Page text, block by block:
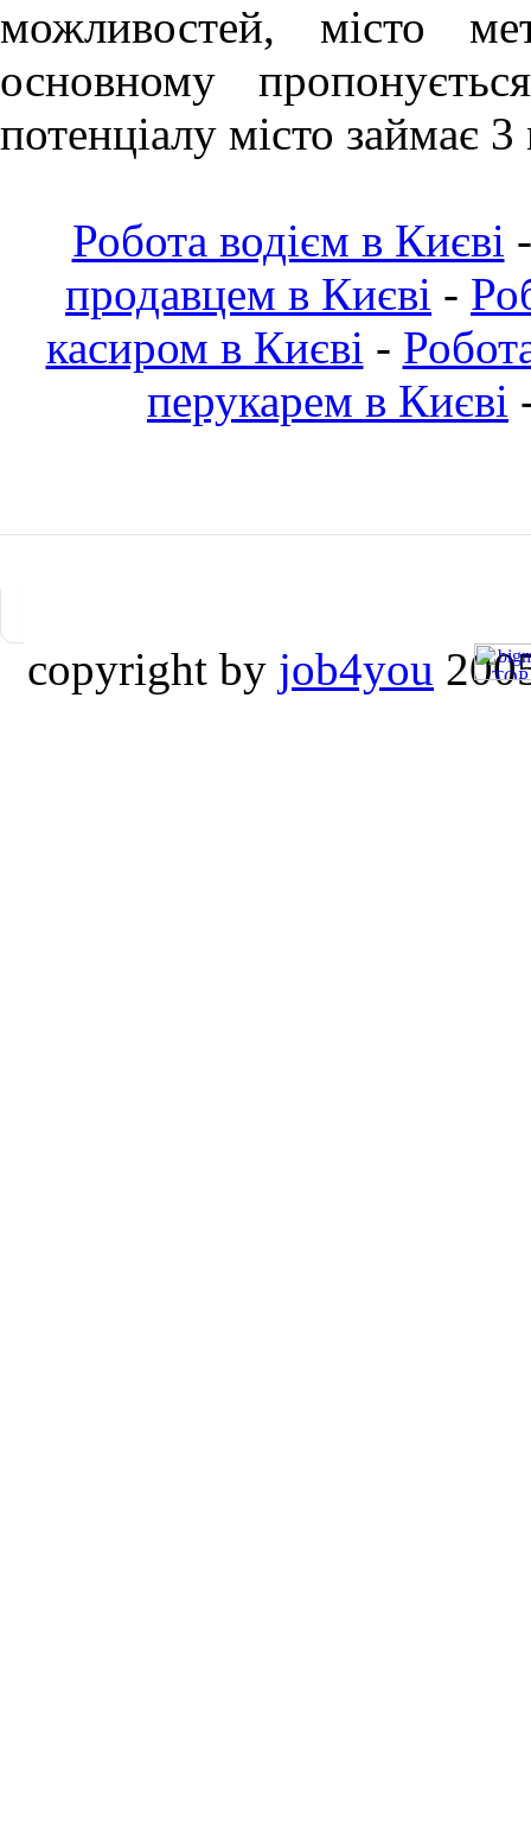
можливостей, місто
основному
потенціалу місто займає 3
Робота водієм в Києві
продавцем в Києві -
касиром в Києві -
перукарем в Києві
copyright by job4you